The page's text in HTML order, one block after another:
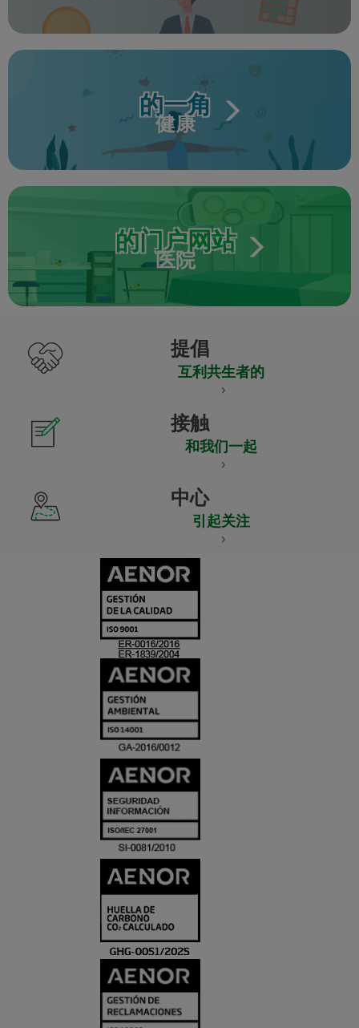
的一角
健康
的门户网站
医院
提倡
互利共生者的
接触
和我们一起
中心
引起关注